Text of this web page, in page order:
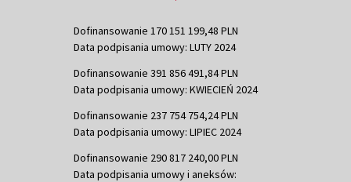
Dofinansowanie 170 151 199,48 PLN
Data podpisania umowy: LUTY 2024
Dofinansowanie 391 856 491,84 PLN
Data podpisania umowy: KWIECIEŃ 2024
Dofinansowanie 237 754 754,24 PLN
Data podpisania umowy: LIPIEC 2024
Dofinansowanie 290 817 240,00 PLN
Data podpisania umowy i aneksów: